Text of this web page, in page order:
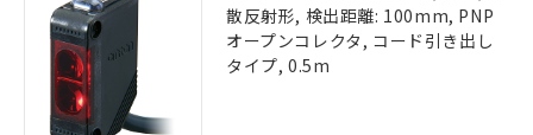
散反射形, 検出距離: 100mm, PNP
オープンコレクタ, コード引き出し
タイプ, 0.5m